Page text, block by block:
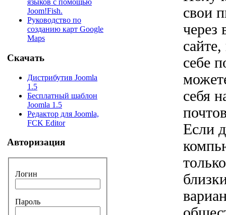
языков с помощью
Joom!Fish.
Руководство по
созданию карт Google
Maps
Скачать
Дистрибутив Joomla
1.5
Бесплатный шаблон
Joomla 1.5
Редактор для Joomla,
FCK Editor
Авторизация
Логин
Пароль
свои
через
себе
себя
Если